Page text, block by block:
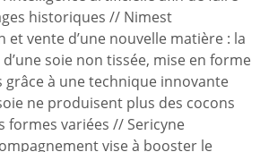
historiques // Nimest
et vente d’une nouvelle matière : la
d’une soie non tissée, mise en forme
grâce à une technique innovante
ne produisent plus des cocons
formes variées // Sericyne
vise à booster le